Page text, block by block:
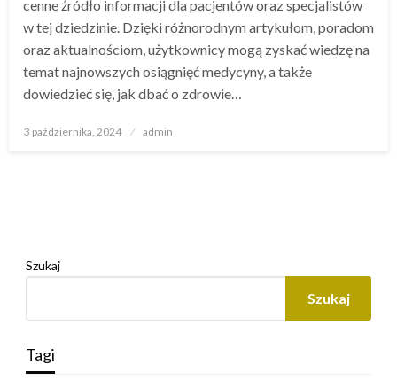
cenne źródło informacji dla pacjentów oraz specjalistów
w tej dziedzinie. Dzięki różnorodnym artykułom, poradom
oraz aktualnościom, użytkownicy mogą zyskać wiedzę na
temat najnowszych osiągnięć medycyny, a także
dowiedzieć się, jak dbać o zdrowie…
Opublikowane
3 października, 2024 admin
Szukaj
Szukaj
Tagi